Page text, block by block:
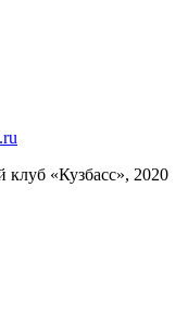
«Кузбасс», 2020